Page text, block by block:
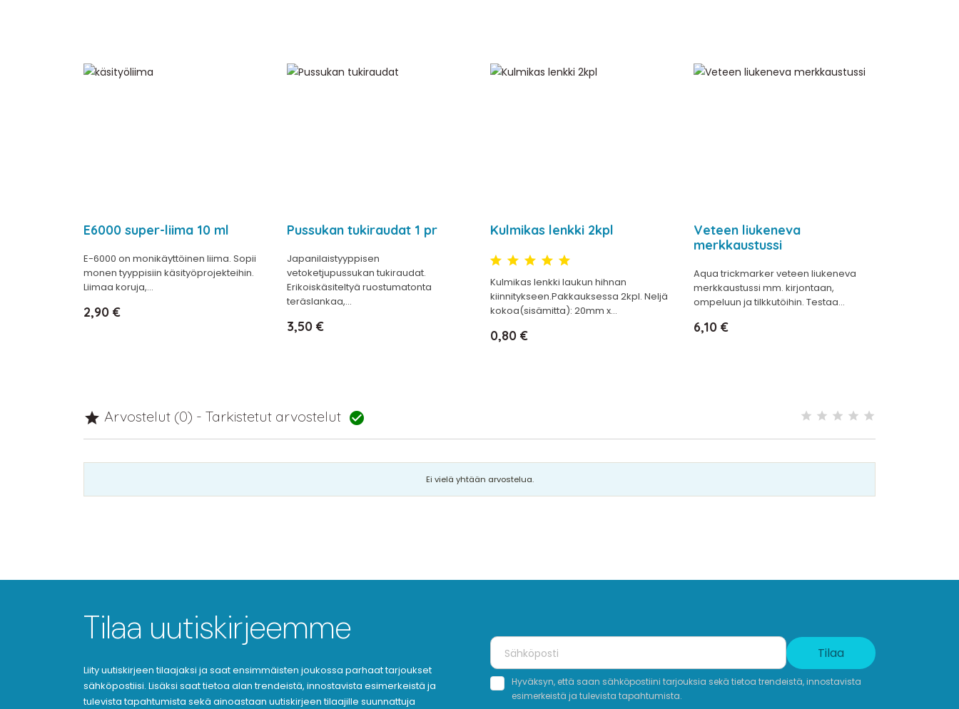
E6000 super-liima 10 ml
E-6000 on monikäyttöinen liima. Sopii
monen tyyppisiin käsityöprojekteihin.
Liimaa koruja,...
Hinta
2,90 €
Pussukan tukiraudat 1 pr
Japanilaistyyppisen
vetoketjupussukan tukiraudat.
Erikoiskäsiteltyä ruostumatonta
teräslankaa,...
Hinta
3,50 €
Kulmikas lenkki 2kpl
Kulmikas lenkki laukun hihnan
kiinnitykseen.Pakkauksessa 2kpl. Neljä
kokoa(sisämitta): 20mm x...
Hinta
0,80 €
Veteen liukeneva
merkkaustussi
Aqua trickmarker veteen liukeneva
merkkaustussi mm. kirjontaan,
ompeluun ja tilkkutöihin. Testaa...
Hinta
6,10 €
 Arvostelut (0) - Tarkistetut arvostelut 
Ei vielä yhtään arvostelua.
Tilaa uutiskirjeemme
Liity uutiskirjeen tilaajaksi ja saat ensimmäisten joukossa parhaat tarjoukset
sähköpostiisi. Lisäksi saat tietoa alan trendeistä, innostavista esimerkeistä ja
tulevista tapahtumista sekä ainoastaan uutiskirjeen tilaajille suunnattuja
Tilaa
Hyväksyn, että saan sähköpostiini tarjouksia sekä tietoa trendeistä, innostavista
esimerkeistä ja tulevista tapahtumista.